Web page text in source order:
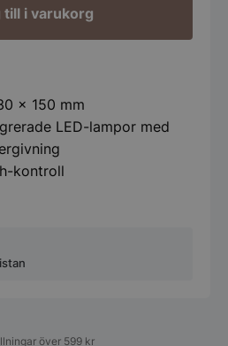
till i varukorg
x 150 mm
LED-lampor med
kontroll
över 599 kr